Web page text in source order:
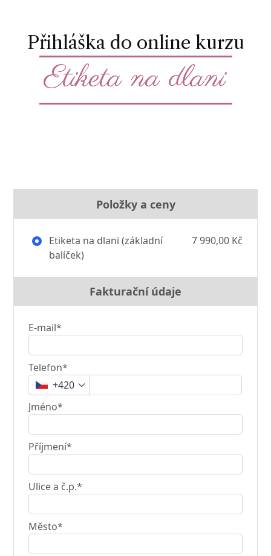
Přihláška do online kurzu
Etiketa na dlani
Položky a ceny
Etiketa na dlani (základní
balíček)
7 990,00 Kč
Fakturační údaje
E-mail*
Telefon*
+420
Jméno*
Příjmení*
Ulice a č.p.*
Město*